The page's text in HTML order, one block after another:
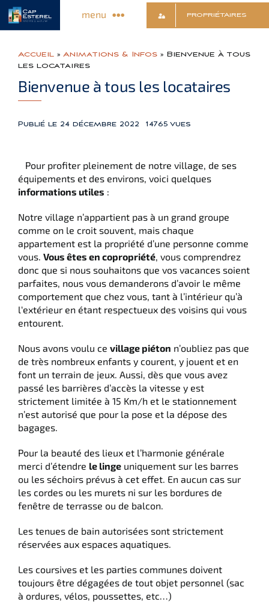
Passer
au
contenu
menu
Commerces & Services
Animations & Infos
Sports & Détente
Contact
Italiano
English
Deutsch
PROPRIÉTAIRES
Accueil» Animations & Infos» Bienvenue à tous
les locataires
Bienvenue à tous les locataires
Publié le 24 décembre 2022 14765 vues
Pour profiter pleinement de notre village, de ses
équipements et des environs, voici quelques
informations utiles :
Notre village n’appartient pas à un grand groupe
comme on le croit souvent, mais chaque
appartement est la propriété d’une personne comme
vous. Vous êtes en copropriété, vous comprendrez
donc que si nous souhaitons que vos vacances soient
parfaites, nous vous demanderons d’avoir le même
comportement que chez vous, tant à l’intérieur qu’à
l‘extérieur en étant respectueux des voisins qui vous
entourent.
Nous avons voulu ce village piéton n’oubliez pas que
de très nombreux enfants y courent, y jouent et en
font un terrain de jeux. Aussi, dès que vous avez
passé les barrières d’accès la vitesse y est
strictement limitée à 15 Km/h et le stationnement
n’est autorisé que pour la pose et la dépose des
bagages.
Pour la beauté des lieux et l’harmonie générale
merci d’étendre le lingeuniquement sur les barres
ou les séchoirs prévus à cet effet. En aucun cas sur
les cordes ou les murets ni sur les bordures de
fenêtre de terrasse ou de balcon.
Les tenues de bain autorisées sont strictement
réservées aux espaces aquatiques.
Les coursives et les parties communes doivent
toujours être dégagées de tout objet personnel (sac
à ordures, vélos, poussettes, etc…)